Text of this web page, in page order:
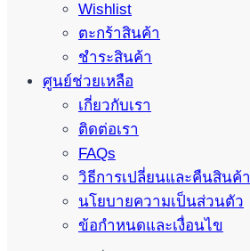
Wishlist
ตะกร้าสินค้า
ชำระสินค้า
ศูนย์ช่วยเหลือ
เกี่ยวกับเรา
ติดต่อเรา
FAQs
วิธีการเปลี่ยนและคืนสินค้า
นโยบายความเป็นส่วนตัว
ข้อกำหนดและเงื่อนไข